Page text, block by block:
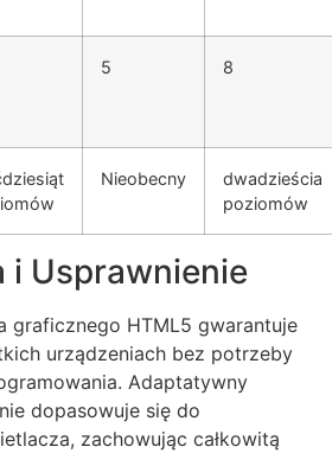
5 8
Nieobecny
dwadzieścia
poziomów
i Usprawnienie
graficznego HTML5 gwarantuje
urządzeniach bez potrzeby
Adaptatywny
dopasowuje się do
zachowując całkowitą